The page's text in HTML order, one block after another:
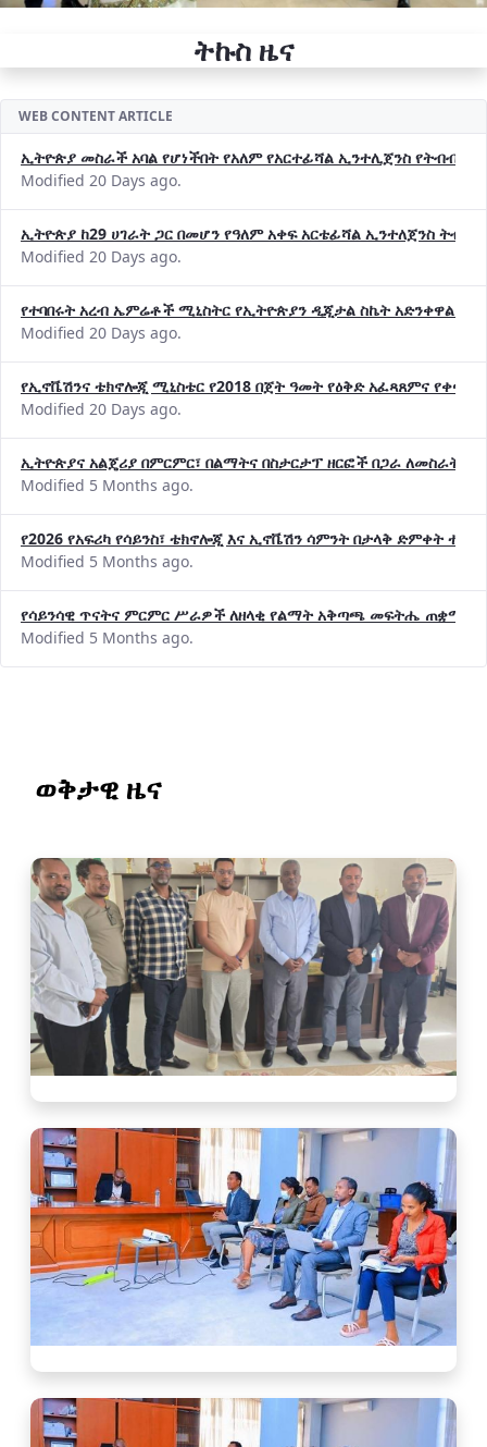
ትኩስ ዜና
WEB CONTENT ARTICLE
ኢትዮጵያ መስራች አባል የሆነችበት የአለም የአርተፊሻል ኢንተሊጀንስ የትብብር
Modified 20 Days ago.
ኢትዮጵያ ከ29 ሀገራት ጋር በመሆን የዓለም አቀፍ አርቴፊሻል ኢንተለጀንስ
Modified 20 Days ago.
የተባበሩት አረብ ኤምሬቶች ሚኒስትር የኢትዮጵያን ዲጂታል ስኬት አድንቀዋል
Modified 20 Days ago.
የኢኖቬሽንና ቴክኖሎጂ ሚኒስቴር የ2018 በጀት ዓመት የዕቅድ አፈጻጸምና
Modified 20 Days ago.
ኢትዮጵያና አልጄሪያ በምርምር፣ በልማትና በስታርታፕ ዘርፎች በጋራ ለመስራት
Modified 5 Months ago.
የ2026 የአፍሪካ የሳይንስ፣ ቴክኖሎጂ እና ኢኖቬሽን ሳምንት በታላቅ ድምቀት
Modified 5 Months ago.
የሳይንሳዊ ጥናትና ምርምር ሥራዎች ለዘላቂ የልማት አቅጣጫ መፍትሔ ጠቋሚ
Modified 5 Months ago.
ወቅታዊ ዜና